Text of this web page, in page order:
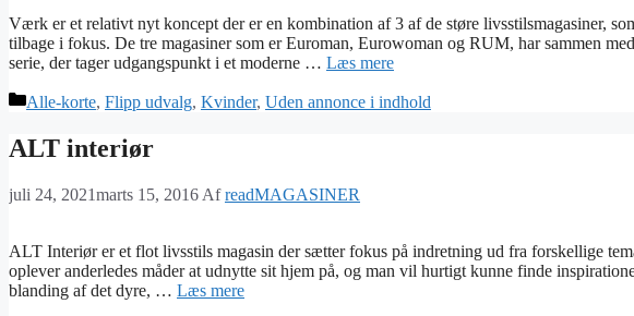
Værk er et relativt nyt koncept der er en kombination af 3 af de støre livsstilsmagasiner,
tilbage i fokus. De tre magasiner som er Euroman, Eurowoman og RUM, har sammen
serie, der tager udgangspunkt i et moderne … Læs mere
Kategorier
Alle-korte, Flipp udvalg, Kvinder, Uden annonce i indhold
ALT interiør
juli 24, 2021marts 15, 2016 AfreadMAGASINER
ALT Interiør er et flot livsstils magasin der sætter fokus på indretning ud fra forskellige
oplever anderledes måder at udnytte sit hjem på, og man vil hurtigt kunne finde
blanding af det dyre, … Læs mere